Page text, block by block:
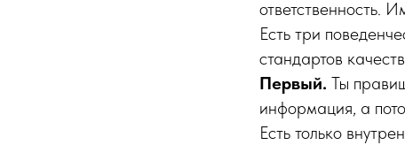
ответственность.
Есть три
стандартов
Первый. Ты
информация, а
Есть только